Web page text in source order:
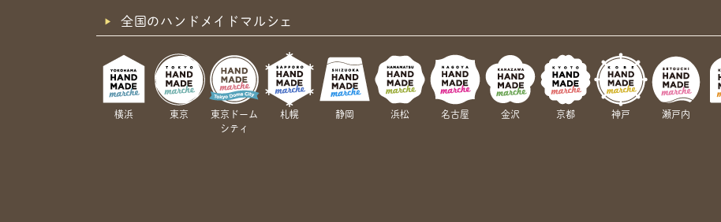
全国のハンドメイドマルシェ
横浜 東京
東京ドーム
シティ
札幌 静岡 浜松 名古屋 金沢 京都 神戸 瀬戸内